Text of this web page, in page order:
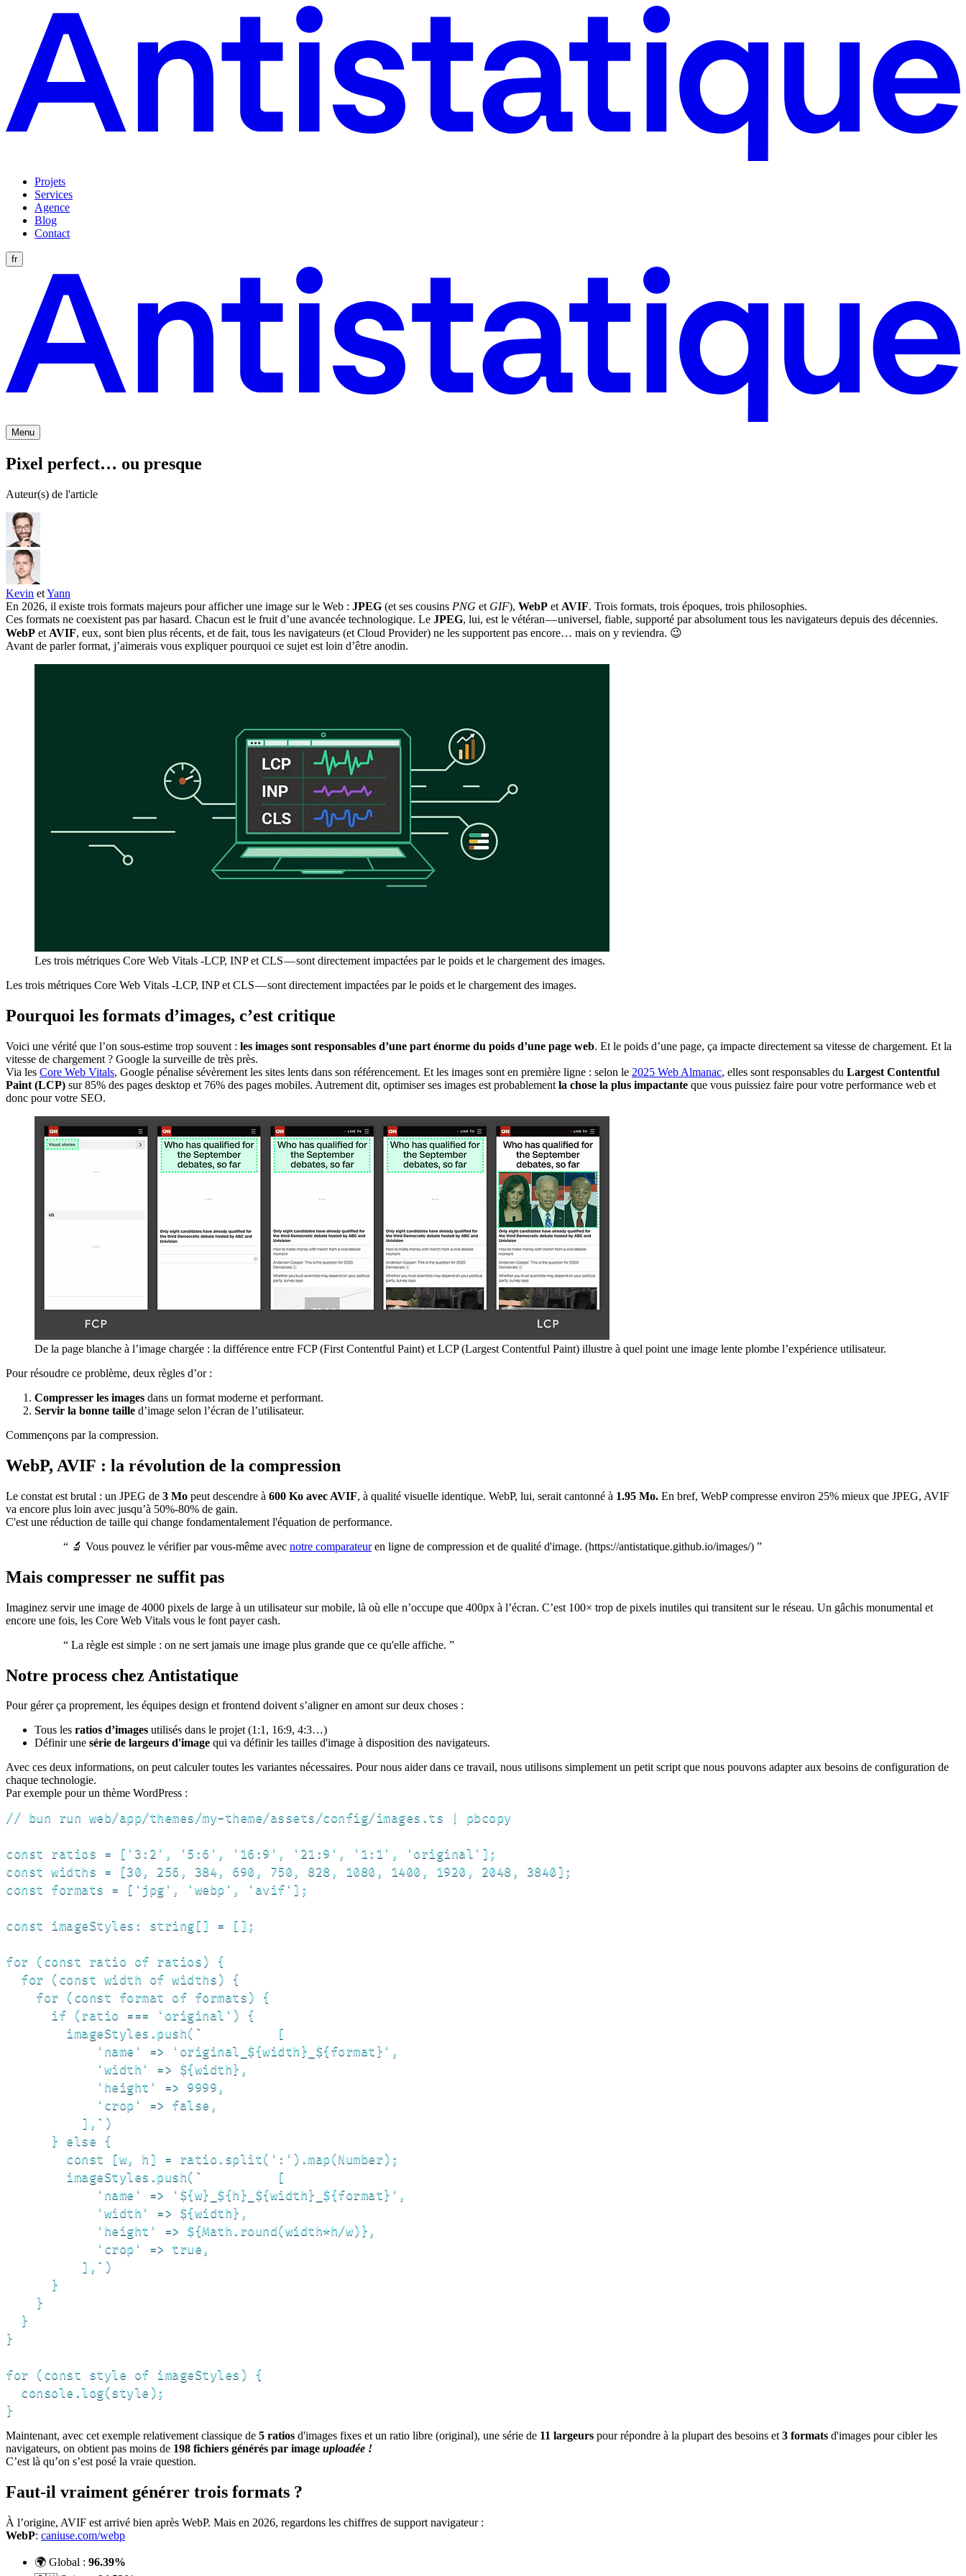
Projets
Services
Agence
Blog
Contact
fr
Menu
Pixel perfect… ou presque
Auteur(s) de l'article
Kevin etYann
En 2026, il existe trois formats majeurs pour afficher une image sur le Web : JPEG (et ses cousins PNG et GIF), WebP et AVIF. Trois formats, trois époques, trois philosophies.
Ces formats ne coexistent pas par hasard. Chacun est le fruit d’une avancée technologique. Le JPEG, lui, est le vétéran — universel, fiable, supporté par absolument tous les navigateurs depuis des décennies.
WebP et AVIF, eux, sont bien plus récents, et de fait, tous les navigateurs (et Cloud Provider) ne les supportent pas encore… mais on y reviendra. 😉
Avant de parler format, j’aimerais vous expliquer pourquoi ce sujet est loin d’être anodin.
Les trois métriques Core Web Vitals -LCP, INP et CLS — sont directement impactées par le poids et le chargement des images.
Les trois métriques Core Web Vitals -LCP, INP et CLS — sont directement impactées par le poids et le chargement des images.
Pourquoi les formats d’images, c’est critique
Voici une vérité que l’on sous-estime trop souvent : les images sont responsables d’une part énorme du poids d’une page web. Et le poids d’une page, ça impacte directement sa vitesse de chargement. Et la
vitesse de chargement ? Google la surveille de très près.
Via les Core Web Vitals, Google pénalise sévèrement les sites lents dans son référencement. Et les images sont en première ligne : selon le 2025 Web Almanac, elles sont responsables du Largest Contentful
Paint (LCP) sur 85% des pages desktop et 76% des pages mobiles. Autrement dit, optimiser ses images est probablement la chose la plus impactante que vous puissiez faire pour votre performance web et
donc pour votre SEO.
De la page blanche à l’image chargée : la différence entre FCP (First Contentful Paint) et LCP (Largest Contentful Paint) illustre à quel point une image lente plombe l’expérience utilisateur.
Pour résoudre ce problème, deux règles d’or :
Compresser les images dans un format moderne et performant.
Servir la bonne taille d’image selon l’écran de l’utilisateur.
Commençons par la compression.
WebP, AVIF : la révolution de la compression
Le constat est brutal : un JPEG de 3 Mo peut descendre à 600 Ko avec AVIF, à qualité visuelle identique. WebP, lui, serait cantonné à 1.95 Mo. En bref, WebP compresse environ 25% mieux que JPEG, AVIF
va encore plus loin avec jusqu’à 50%-80% de gain.
C'est une réduction de taille qui change fondamentalement l'équation de performance.
“ 🔬 Vous pouvez le vérifier par vous-même avec notre comparateuren ligne de compression et de qualité d'image. (https://antistatique.github.io/images/) ”
Mais compresser ne suffit pas
Imaginez servir une image de 4000 pixels de large à un utilisateur sur mobile, là où elle n’occupe que 400px à l’écran. C’est 100× trop de pixels inutiles qui transitent sur le réseau. Un gâchis monumental et
encore une fois, les Core Web Vitals vous le font payer cash.
“ La règle est simple : on ne sert jamais une image plus grande que ce qu'elle affiche. ”
Notre process chez Antistatique
Pour gérer ça proprement, les équipes design et frontend doivent s’aligner en amont sur deux choses :
Tous les ratios d’images utilisés dans le projet (1:1, 16:9, 4:3…)
Définir une série de largeurs d'image qui va définir les tailles d'image à disposition des navigateurs.
Avec ces deux informations, on peut calculer toutes les variantes nécessaires. Pour nous aider dans ce travail, nous utilisons simplement un petit script que nous pouvons adapter aux besoins de configuration de
chaque technologie.
Par exemple pour un thème WordPress :
// bun run web/app/themes/my-theme/assets/config/images.ts | pbcopy
const ratios = ['3:2', '5:6', '16:9', '21:9', '1:1', 'original'];
const widths = [30, 256, 384, 690, 750, 828, 1080, 1400, 1920, 2048, 3840];
const formats = ['jpg', 'webp', 'avif'];
const imageStyles: string[] = [];
for (const ratio of ratios) {
  for (const width of widths) {
    for (const format of formats) {
      if (ratio === 'original') {
        imageStyles.push(`          [
            'name' => 'original_${width}_${format}',
            'width' => ${width},
            'height' => 9999,
            'crop' => false,
          ],`)
      } else {
        const [w, h] = ratio.split(':').map(Number);
        imageStyles.push(`          [
            'name' => '${w}_${h}_${width}_${format}',
            'width' => ${width},
            'height' => ${Math.round(width*h/w)},
            'crop' => true,
          ],`)
      }
    }
  }
}
for (const style of imageStyles) {
  console.log(style);
}
Maintenant, avec cet exemple relativement classique de 5 ratios d'images fixes et un ratio libre (original), une série de 11 largeurs pour répondre à la plupart des besoins et3 formats d'images pour cibler les
navigateurs, on obtient pas moins de 198 fichiers générés par image uploadée !
C’est là qu’on s’est posé la vraie question.
Faut-il vraiment générer trois formats ?
À l’origine, AVIF est arrivé bien après WebP. Mais en 2026, regardons les chiffres de support navigateur :
WebP: caniuse.com/webp
🌍 Global : 96.39%